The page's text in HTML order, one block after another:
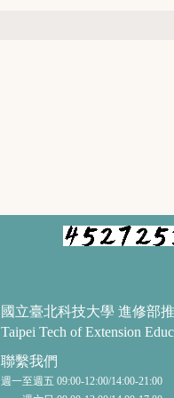
國立臺北科技大學 進修部
Taipei Tech of Extension
聯繫我們
週一至週五 09:00-12:00/14:00-21:00